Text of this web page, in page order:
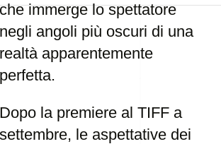
che immerge lo spettatore
negli angoli più oscuri di una
realtà apparentemente
perfetta.
Dopo la premiere al TIFF a
settembre, le aspettative dei